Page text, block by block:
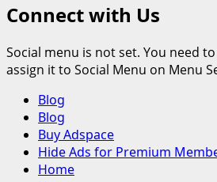
Connect with Us
Social menu is not set. You need
assign it to Social Menu on Menu
Primary
Menu
Blog
Blog
Buy Adspace
Hide Ads for Premium
Home